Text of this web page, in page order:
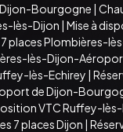
Bourgogne |
lès-Dijon | Mise à
7 places Plombières-
lès-Dijon-
lès-Echirey |
de Dijon-
VTC Ruffey-
7 places Dijon |